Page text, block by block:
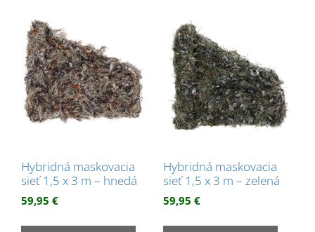
Hybridná maskovacia
sieť 1,5 x 3 m – hnedá
59,95 €
Hybridná maskovacia
sieť 1,5 x 3 m – zelená
59,95 €